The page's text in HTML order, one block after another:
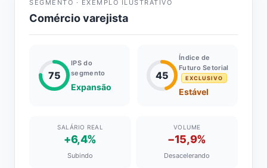
SEGMENTO · EXEMPLO ILUSTRATIVO
Comércio varejista
75
IPS do
segmento
Expansão
45
Índice de
Futuro Setorial
EXCLUSIVO
Estável
SALÁRIO REAL
+6,4%
Subindo
VOLUME
−15,9%
Desacelerando